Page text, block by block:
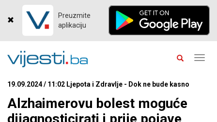
Preuzmite
aplikaciju
19.09.2024 / 11:02 Ljepota i Zdravlje - Dok ne bude kasno
Alzhaimerovu bolest moguće
dijagnosticirati i prije pojave